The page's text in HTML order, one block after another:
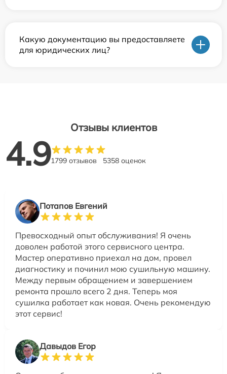
Какую документацию вы предоставляете
для юридических лиц?
Отзывы клиентов
4.91799 отзывов 5358 оценок
Потапов Евгений
Превосходный опыт обслуживания! Я очень
доволен работой этого сервисного центра.
Мастер оперативно приехал на дом, провел
диагностику и починил мою сушильную машину.
Между первым обращением и завершением
ремонта прошло всего 2 дня. Теперь моя
сушилка работает как новая. Очень рекомендую
этот сервис!
Давыдов Егор